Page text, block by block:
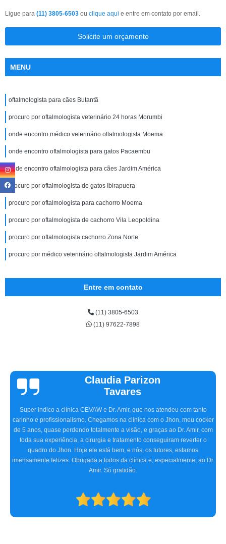
Ligue para (11) 3805-6503 ou clique aqui e entre em contato por email.
Solicite um orçamento
MENU
oftalmologista para cães Butantã
procuro por oftalmologista veterinário 24 horas Morumbi
onde encontro médico veterinário oftalmologista Moema
onde encontro oftalmologista para gatos Pacaembu
onde encontro oftalmologista para cães Jardim América
procuro por oftalmologista de gatos Ibirapuera
procuro por oftalmologista para cachorro Moema
procuro por oftalmologista de cachorro Vila Leopoldina
procuro por oftalmologista cachorro Zona Norte
procuro por médico veterinário oftalmologista Jardim América
Entre em contato
(11) 3805-6503
(11) 97622-7898
Claudia Parizon
Tavares
Super indico a clínica CEVAW e Dr. Amir, que nos atendeu com tanto
carinho e profissionalismo. Chegamos na clínica com o Jhon, meu cocker
de 5 anos, quase perdendo totalmente a visão, e graças ao Dr. Amir, com
toda sua experiência, a cirurgia e tratamento conseguiram reverter o
quadro do Jhon. Hoje ele está bem, e nós, os tutores, estamos
imensamente felizes. Obrigada a todos da clínica e, especialmente, ao Dr.
Amir. Só gratidão.